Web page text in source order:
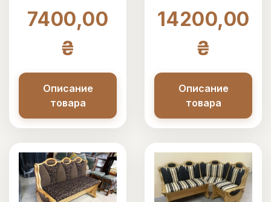
7400,00
₴
Описание
товара
14200,00
₴
Описание
товара